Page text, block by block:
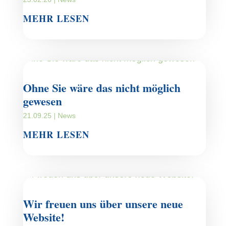
MEHR LESEN
Ohne Sie wäre das nicht möglich
gewesen
21.09.25 | News
MEHR LESEN
Wir freuen uns über unsere neue
Website!